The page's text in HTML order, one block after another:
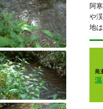
阿
や
地